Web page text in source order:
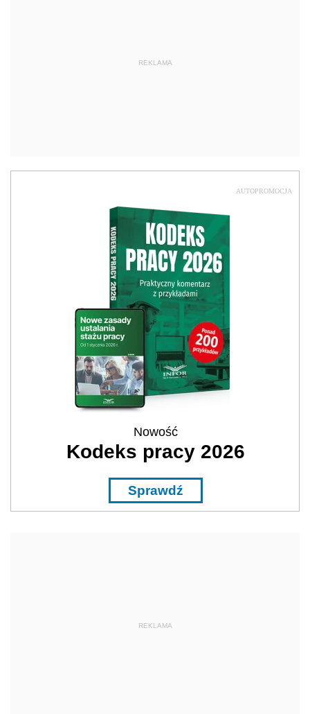
REKLAMA
AUTOPROMOCJA
Nowość
Kodeks pracy 2026
Sprawdź
REKLAMA